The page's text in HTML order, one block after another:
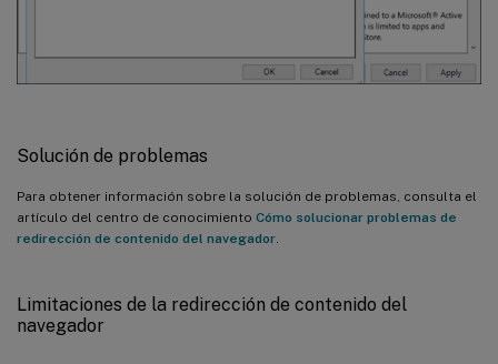
Solución de problemas
Para obtener información sobre la solución de problemas, consulta el
artículo del centro de conocimiento Cómo solucionar problemas de
redirección de contenido del navegador.
Limitaciones de la redirección de contenido del
navegador